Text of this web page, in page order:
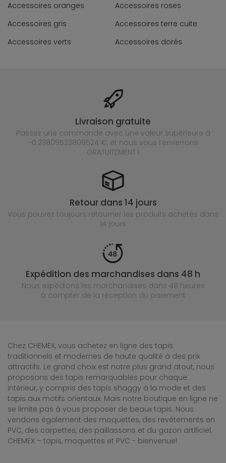
Accessoires oranges
Accessoires roses
Accessoires gris
Accessoires terre cuite
Accessoires verts
Accessoires dorés
Livraison gratuite
Passez une commande avec une valeur supérieure à
-0.23809523809524 €, et nous vous l’enverrons
GRATUITEMENT !
Retour dans 14 jours
Vous pouvez toujours retourner les produits achetés dans
14 jours
Expédition des marchandises dans 48 h
Nous expédions les marchandises dans 48 heures
à compter de la réception du paiement
Chez CHEMEX, vous achetez en ligne des tapis
traditionnels et modernes de haute qualité à des prix
attractifs. Le grand choix est notre plus grand atout, nous
proposons des tapis remarquables pour chaque
intérieur, y compris des tapis shaggy à la mode et des
tapis aux motifs orientaux. Mais notre boutique en ligne ne
se limite pas à vous proposer de beaux tapis. Nous
vendons également des moquettes, des revêtements en
PVC, des carpettes, des paillassons et du gazon artificiel.
CHEMEX – tapis, moquettes et PVC - bienvenue!